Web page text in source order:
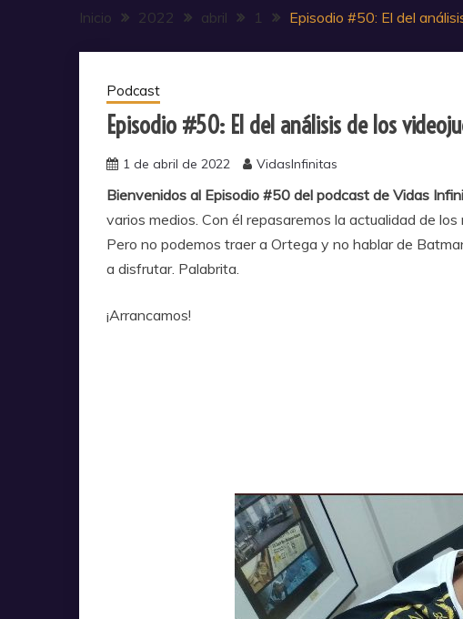
Inicio 2022 abril 1 Episodio #50: El del
Podcast
Episodio #50: El del análisis de los
1 de abril de 2022 VidasInfinitas
Bienvenidos al Episodio #50 del podcast de Vidas
varios medios. Con él repasaremos la actualidad de
Pero no podemos traer a Ortega y no hablar de
a disfrutar. Palabrita.
¡Arrancamos!